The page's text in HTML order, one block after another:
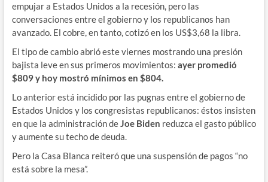
empujar a Estados Unidos a la recesión, pero las
conversaciones entre el gobierno y los republicanos han
avanzado. El cobre, en tanto, cotizó en los US$3,68 la libra.
El tipo de cambio abrió este viernes mostrando una presión
bajista leve en sus primeros movimientos: ayer promedió
$809 y hoy mostró mínimos en $804.
Lo anterior está incidido por las pugnas entre el gobierno de
Estados Unidos y los congresistas republicanos: éstos insisten
en que la administración deJoe Biden reduzca el gasto público
y aumente su techo de deuda.
Pero la Casa Blanca reiteró que una suspensión de pagos “no
está sobre la mesa”.